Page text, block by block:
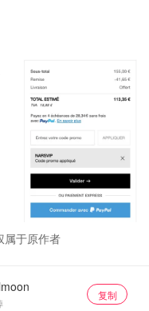
属于原作者
复制